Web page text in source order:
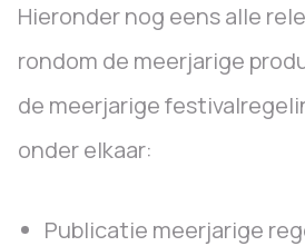
Hieronder nog eens alle
rondom de meerjarige
de meerjarige
onder elkaar:
Publicatie meerjarige